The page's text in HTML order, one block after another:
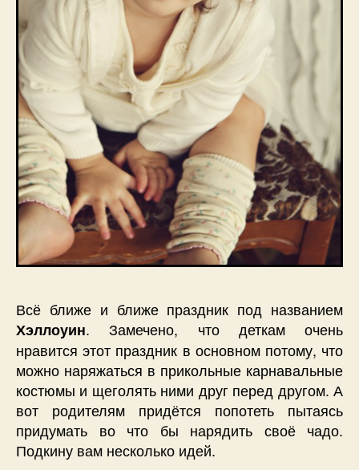
Всё ближе и ближе праздник под названием
Хэллоуин. Замечено, что деткам очень
нравится этот праздник в основном потому, что
можно наряжаться в прикольные карнавальные
костюмы и щеголять ними друг перед другом. А
вот родителям придётся попотеть пытаясь
придумать во что бы нарядить своё чадо.
Подкину вам несколько идей.